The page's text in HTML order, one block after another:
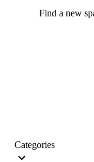
Find a new
Categories